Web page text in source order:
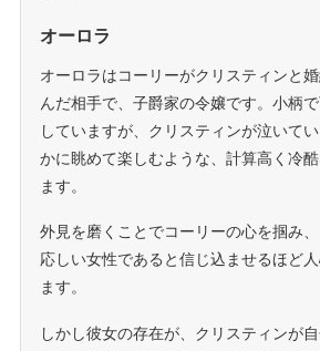
オーロラ
オーロラはコーリーがクリスティンと
んだ相手で、子爵家の令嬢です。小柄
していますが、クリスティンが泣いて
かに眺めて楽しむような、計算高く冷
ます。
外見を磨くことでコーリーの心を掴み
応しい女性であると信じ込ませるほど
ます。
しかし彼女の存在が、クリスティンが